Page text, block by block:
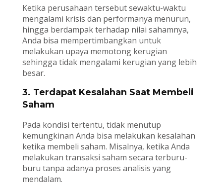
Ketika perusahaan tersebut sewaktu-waktu
mengalami krisis dan performanya menurun,
hingga berdampak terhadap nilai sahamnya,
Anda bisa mempertimbangkan untuk
melakukan upaya memotong kerugian
sehingga tidak mengalami kerugian yang lebih
besar.
3. Terdapat Kesalahan Saat Membeli
Saham
Pada kondisi tertentu, tidak menutup
kemungkinan Anda bisa melakukan kesalahan
ketika membeli saham. Misalnya, ketika Anda
melakukan transaksi saham secara terburu-
buru tanpa adanya proses analisis yang
mendalam.